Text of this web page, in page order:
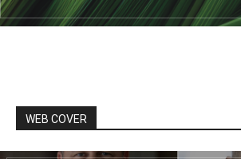
WEB COVER